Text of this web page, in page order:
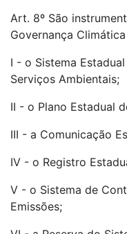
Art. 8º São
Governança
I - o Sistema
Serviços Ambientais;
II - o Plano Estadual
III - a Comunicação
IV - o Registro
V - o Sistema de
Emissões;